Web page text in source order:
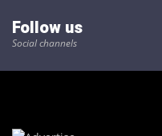
Follow us
Social channels